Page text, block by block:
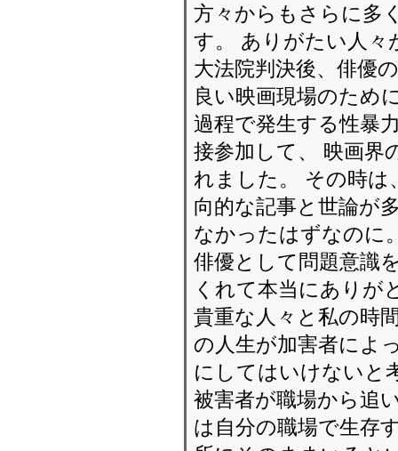
方々からもさらに多
す。 ありがたい人々
大法院判決後、俳優
良い映画現場のため
過程で発生する性暴
接参加して、 映画界
れました。 その時は
向的な記事と世論が
なかったはずなのに
俳優として問題意識
くれて本当にありが
貴重な人々と私の時
の人生が加害者によ
にしてはいけないと
被害者が職場から追
は自分の職場で生存